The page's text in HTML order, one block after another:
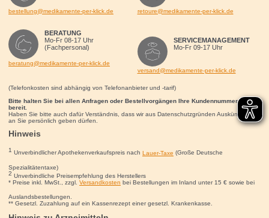
bestellung@medikamente-per-klick.de
BERATUNG
Mo-Fr 08-17 Uhr
(Fachpersonal)
beratung@medikamente-per-klick.de
retoure@medikamente-per-klick.de
SERVICEMANAGEMENT
Mo-Fr 09-17 Uhr
versand@medikamente-per-klick.de
(Telefonkosten sind abhängig von Telefonanbieter und -tarif)
Bitte halten Sie bei allen Anfragen oder Bestellvorgängen Ihre Kundennummer für uns
bereit.
Haben Sie bitte auch dafür Verständnis, dass wir aus Datenschutzgründen Auskünfte nur
an Sie persönlich geben dürfen.
Hinweis
1 Unverbindlicher Apothekenverkaufspreis nach Lauer-Taxe (Große Deutsche
Spezialitätentaxe)
2 Unverbindliche Preisempfehlung des Herstellers
* Preise inkl. MwSt., zzgl. Versandkosten bei Bestellungen im Inland unter 15 €sowie bei
Auslandsbestellungen.
** Gesetzl. Zuzahlung auf ein Kassenrezept einer gesetzl. Krankenkasse.